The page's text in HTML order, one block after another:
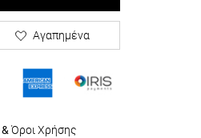
Αγαπημένα
&Όροι Χρήσης